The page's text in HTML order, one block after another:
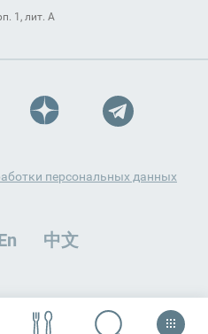
1, лит. А
персональных данных
中文